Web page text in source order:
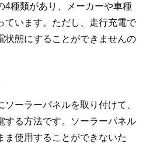
4種類があり、メーカーや車種
ています。ただし、走行充電で
状態にすることができませんの
ーラーパネルを取り付けて、
する方法です。ソーラーパネル
ま使用することができないた